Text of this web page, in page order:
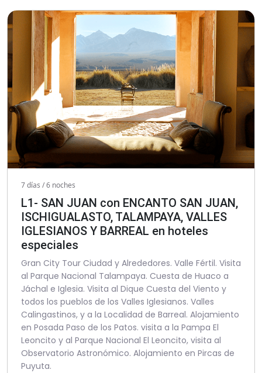
7 días / 6 noches
L1- SAN JUAN con ENCANTO SAN JUAN,
ISCHIGUALASTO, TALAMPAYA, VALLES
IGLESIANOS Y BARREAL en hoteles
especiales
Gran City Tour Ciudad y Alrededores. Valle Fértil. Visita
al Parque Nacional Talampaya. Cuesta de Huaco a
Jáchal e Iglesia. Visita al Dique Cuesta del Viento y
todos los pueblos de los Valles Iglesianos. Valles
Calingastinos, y a la Localidad de Barreal. Alojamiento
en Posada Paso de los Patos. visita a la Pampa El
Leoncito y al Parque Nacional El Leoncito, visita al
Observatorio Astronómico. Alojamiento en Pircas de
Puyuta.